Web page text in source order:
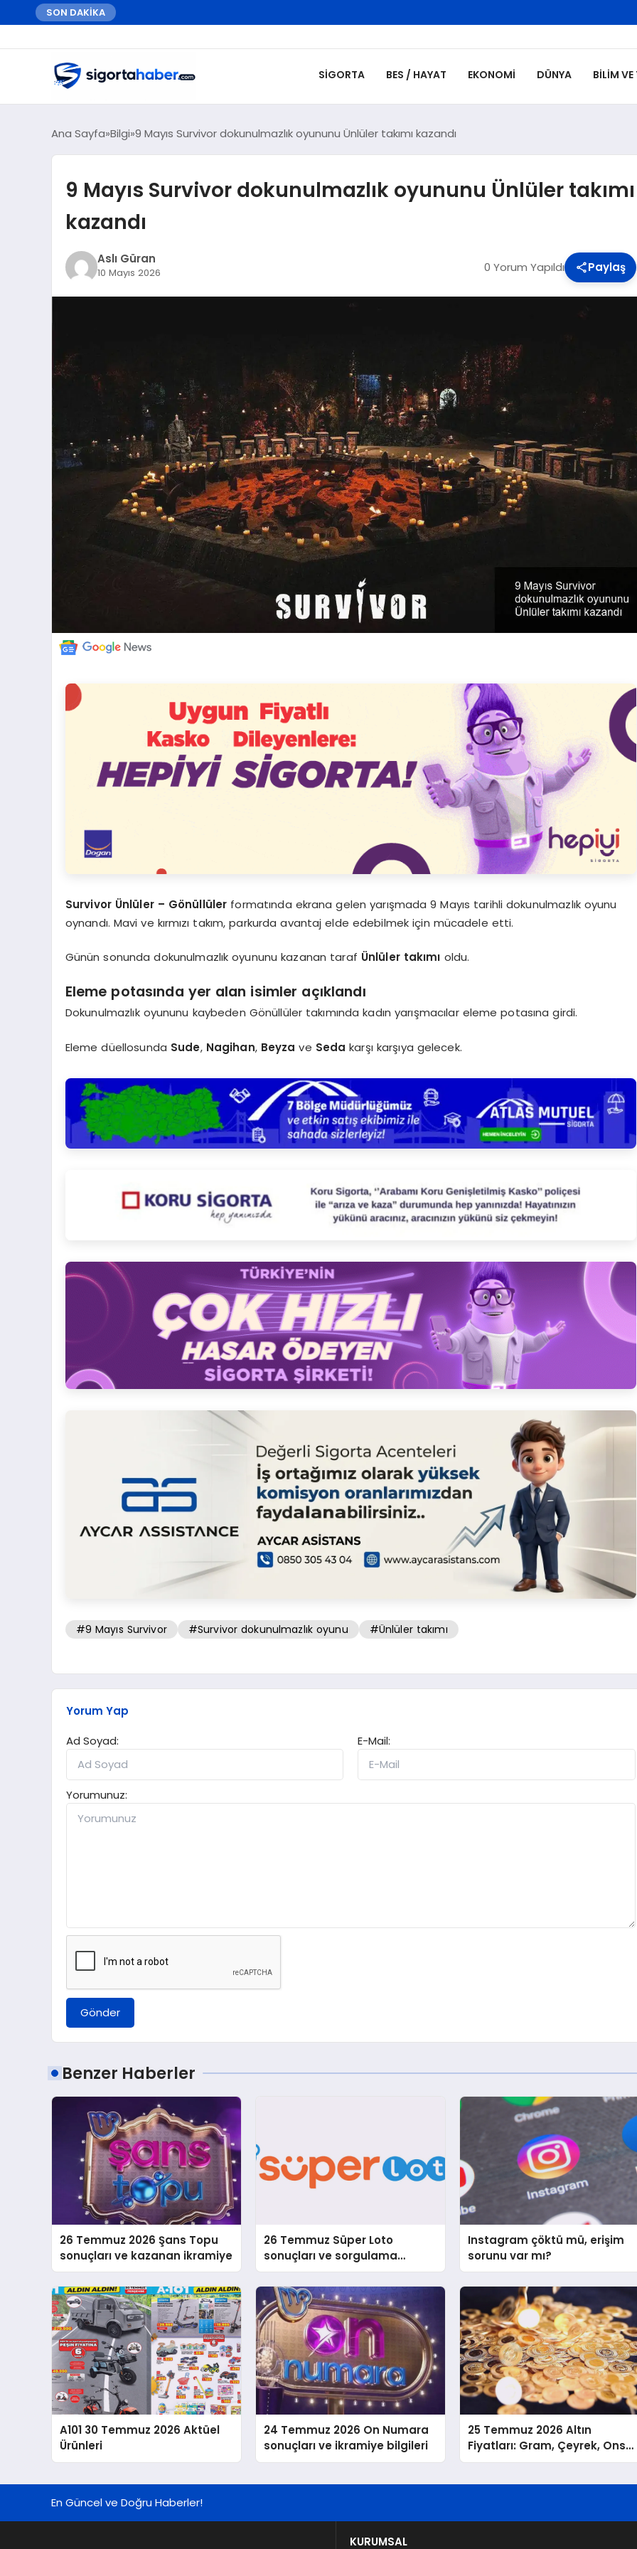
SON DAKİKA
SIGORTA BES / HAYAT EKONOMI DÜNYA BILIM
Ana Sayfa Bilgi 9 Mayıs Survivor dokunulmazlık oyununu Ünlüler takımı kazandı
9 Mayıs Survivor dokunulmazlık oyununu Ünlüler takımı
kazandı
Aslı Güran
10 Mayıs 2026 0 Yorum Yapıldı Paylaş
Survivor Ünlüler – Gönüllüler formatında ekrana gelen yarışmada 9 Mayıs tarihli dokunulmazlık oyunu
oynandı. Mavi ve kırmızı takım, parkurda avantaj elde edebilmek için mücadele etti.
Günün sonunda dokunulmazlık oyununu kazanan taraf Ünlüler takımı oldu.
Eleme potasında yer alan isimler açıklandı
Dokunulmazlık oyununu kaybeden Gönüllüler takımında kadın yarışmacılar eleme potasına girdi.
Eleme düellosunda Sude, Nagihan, Beyza ve Seda karşı karşıya gelecek.
#9 Mayıs Survivor #Survivor dokunulmazlık oyunu #Ünlüler takımı
Yorum Yap
Ad Soyad:
E-Mail:
Yorumunuz:
Gönder
Benzer Haberler
26 Temmuz 2026 Şans Topu
sonuçları ve kazanan ikramiye
26 Temmuz Süper Loto
sonuçları ve sorgulama
bilgileri
Instagram çöktü mü, erişim
sorunu var mı?
A101 30 Temmuz 2026 Aktüel
Ürünleri
24 Temmuz 2026 On Numara
sonuçları ve ikramiye bilgileri
25 Temmuz 2026 Altın
Fiyatları: Gram, Çeyrek, Ons
ve Cumhuriyet Altını
En Güncel ve Doğru Haberler!
KURUMSAL